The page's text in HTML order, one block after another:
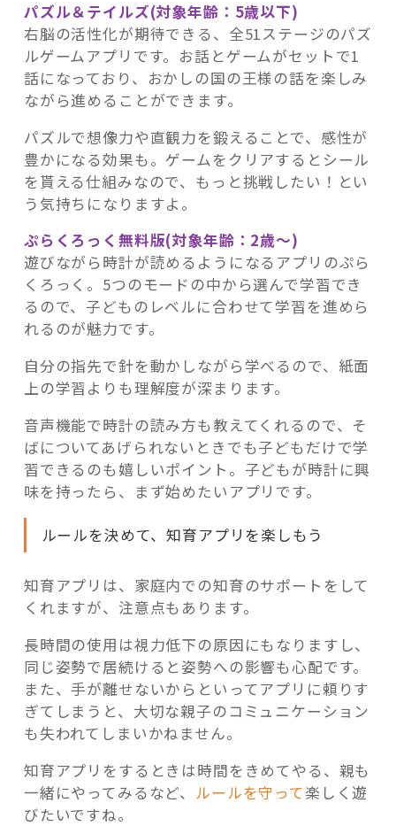
パズル＆テイルズ(対象年齢：5歳以下)
右脳の活性化が期待できる、全51ステージのパズ
ルゲームアプリです。お話とゲームがセットで1
話になっており、おかしの国の王様の話を楽しみ
ながら進めることができます。
パズルで想像力や直観力を鍛えることで、感性が
豊かになる効果も。ゲームをクリアするとシール
を貰える仕組みなので、もっと挑戦したい！とい
う気持ちになりますよ。
ぷらくろっく無料版(対象年齢：2歳～)
遊びながら時計が読めるようになるアプリのぷら
くろっく。5つのモードの中から選んで学習でき
るので、子どものレベルに合わせて学習を進めら
れるのが魅力です。
自分の指先で針を動かしながら学べるので、紙面
上の学習よりも理解度が深まります。
音声機能で時計の読み方も教えてくれるので、そ
ばについてあげられないときでも子どもだけで学
習できるのも嬉しいポイント。子どもが時計に興
味を持ったら、まず始めたいアプリです。
ルールを決めて、知育アプリを楽しもう
知育アプリは、家庭内での知育のサポートをして
くれますが、注意点もあります。
長時間の使用は視力低下の原因にもなりますし、
同じ姿勢で居続けると姿勢への影響も心配です。
また、手が離せないからといってアプリに頼りす
ぎてしまうと、大切な親子のコミュニケーション
も失われてしまいかねません。
知育アプリをするときは時間をきめてやる、親も
一緒にやってみるなど、 ルールを守って楽しく遊
びたいですね。